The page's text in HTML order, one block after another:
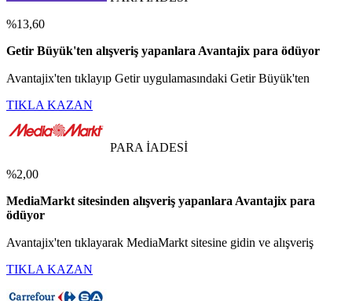
%13,60
Getir Büyük'ten alışveriş yapanlara Avantajix para ödüyor
Avantajix'ten tıklayıp Getir uygulamasındaki Getir Büyük'ten
TIKLA KAZAN
PARA İADESİ
%2,00
MediaMarkt sitesinden alışveriş yapanlara Avantajix para
ödüyor
Avantajix'ten tıklayarak MediaMarkt sitesine gidin ve alışveriş
TIKLA KAZAN